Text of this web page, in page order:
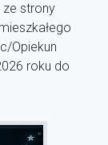
ze strony
Opiekun
roku do